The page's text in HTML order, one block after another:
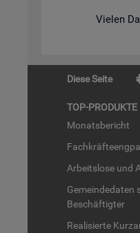
Vie­len
Diese Seite
TOP-PRO­DUK­TE
Mo­nats­be­richt
Ar­beits­lo­se und
Ge­mein­de­da­ten
Be­schäf­tig­ter
Rea­li­sier­te